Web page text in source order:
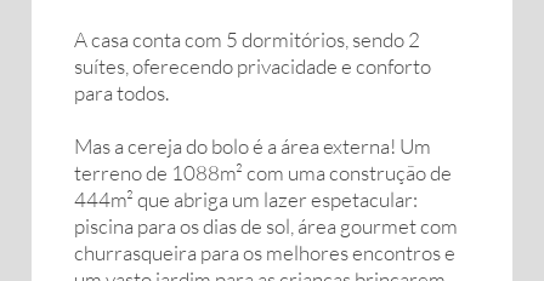
A casa conta com 5 dormitórios, sendo 2
suítes, oferecendo privacidade e conforto
para todos.
Mas a cereja do bolo é a área externa! Um
terreno de 1088m² com uma construção de
444m² que abriga um lazer espetacular:
piscina para os dias de sol, área gourmet com
churrasqueira para os melhores encontros e